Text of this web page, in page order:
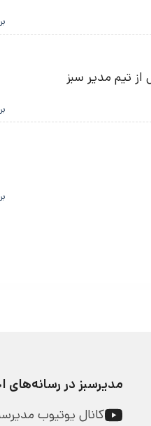
تیم مدیر سبز
مدیرسبز در رسانه‌های
کانال یوتیوب